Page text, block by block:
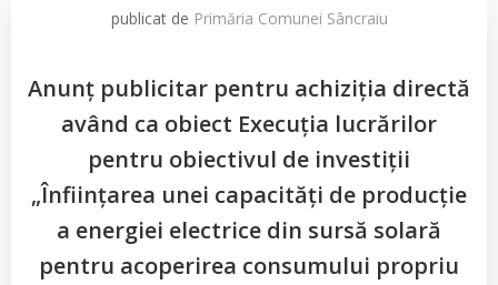
publicat de Primăria Comunei Sâncraiu
Anunț publicitar pentru achiziția directă
având ca obiect Execuția lucrărilor
pentru obiectivul de investiții
„Înființarea unei capacități de producție
a energiei electrice din sursă solară
pentru acoperirea consumului propriu